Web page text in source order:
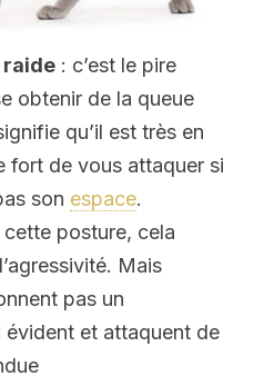
raide : c’est le pire
obtenir de la queue
qu’il est très en
fort de vous attaquer si
son espace.
posture, cela
Mais
pas un
évident et attaquent de